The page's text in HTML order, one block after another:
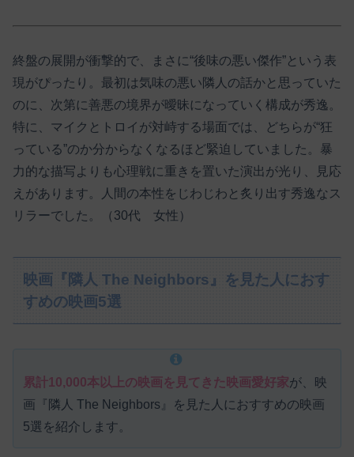
終盤の展開が衝撃的で、まさに“後味の悪い傑作”という表
現がぴったり。最初は気味の悪い隣人の話かと思っていた
のに、次第に善悪の境界が曖昧になっていく構成が秀逸。
特に、マイクとトロイが対峙する場面では、どちらが“狂
っている”のか分からなくなるほど緊迫していました。暴
力的な描写よりも心理戦に重きを置いた演出が光り、見応
えがあります。人間の本性をじわじわと炙り出す秀逸なス
リラーでした。（30代 女性）
映画『隣人 The Neighbors』を見た人におす
すめの映画5選
累計10,000本以上の映画を見てきた映画愛好家が、映
画『隣人 The Neighbors』を見た人におすすめの映画
5選を紹介します。